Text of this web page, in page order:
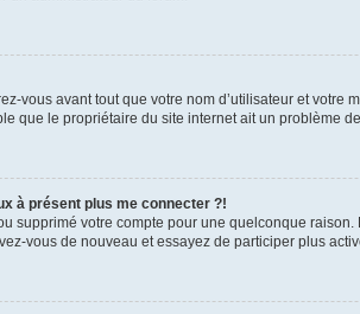
vous avant tout que votre nom d’utilisateur et
que le propriétaire du site internet ait un problème
à présent plus me connecter ?!
supprimé votre compte pour une quelconque
vous de nouveau et essayez de participer plus